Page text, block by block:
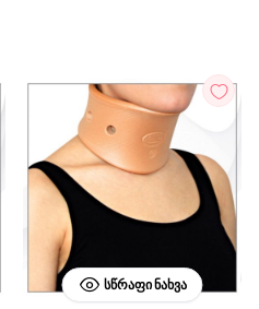
ᲡᲬᲠᲐᲤᲘ ᲜᲐᲮᲕᲐ